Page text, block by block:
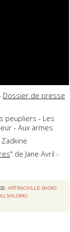
Dossier de presse
peupliers - Les
- Aux armes.
" de Jane Avril -
:ARTRACAILLE, RADIO
,SHLOMO